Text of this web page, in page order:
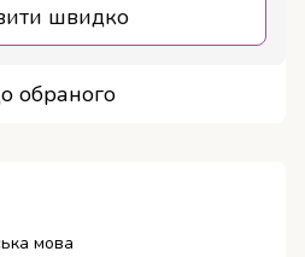
швидко
обраного
мова